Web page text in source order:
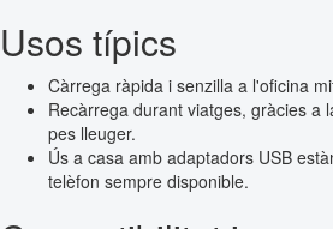
Usos típics
Càrrega ràpida i senzilla a l'oficina
Recàrrega durant viatges, gràcies a
pes lleuger.
Ús a casa amb adaptadors USB
telèfon sempre disponible.